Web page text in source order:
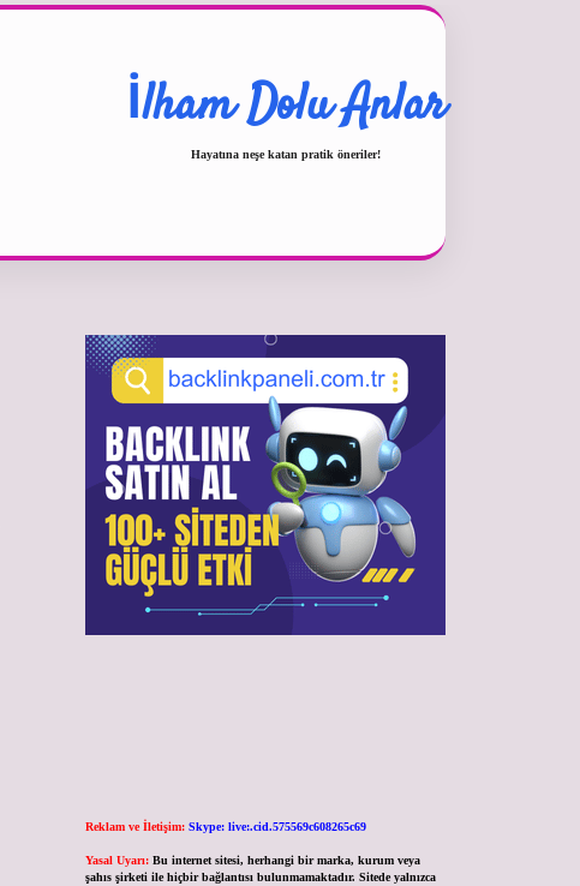
İlham Dolu Anlar
Hayatına neşe katan pratik öneriler!
Reklam ve İletişim: Skype: live:.cid.575569c608265c69
Yasal Uyarı: Bu internet sitesi, herhangi bir marka, kurum veya
şahıs şirketi ile hiçbir bağlantısı bulunmamaktadır. Sitede yalnızca